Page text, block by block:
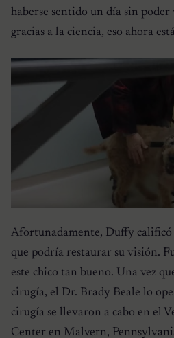
haberse sentido un día sin poder
gracias a la ciencia, eso ahora
Afortunadamente, Duffy calificó
que podría restaurar su visión.
este chico tan bueno. Una vez
cirugía, el Dr. Brady Beale lo
cirugía se llevaron a cabo en el
Center en Malvern,